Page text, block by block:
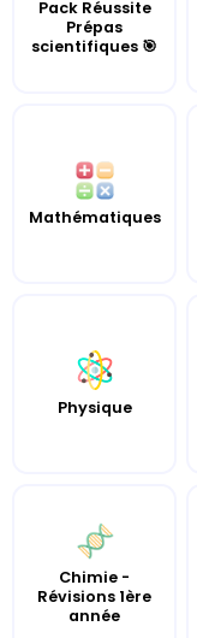
Pack Réussite
Prépas
scientifiques 🎯
Mathématiques
Physique
Chimie -
Révisions 1ère
année